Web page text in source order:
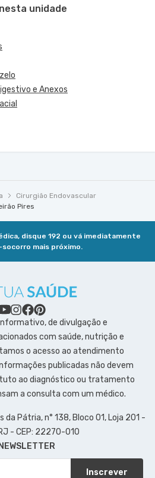
unidade
e Anexos
Cirurgião Endovascular
Pires
disque 192 ou vá imediatamente
mais próximo.
de divulgação e
com saúde, nutrição e
o acesso ao atendimento
publicadas não devem
ao diagnóstico ou tratamento
a consulta com um médico.
da Pátria, n° 138, Bloco 01, Loja 201 -
- CEP: 22270-010
Inscrever